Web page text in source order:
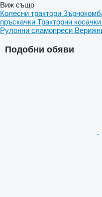
Подобни обяви
Виж също
Колесни трактори
пръскачки Тракторни косачки
Рулонни сламопреси